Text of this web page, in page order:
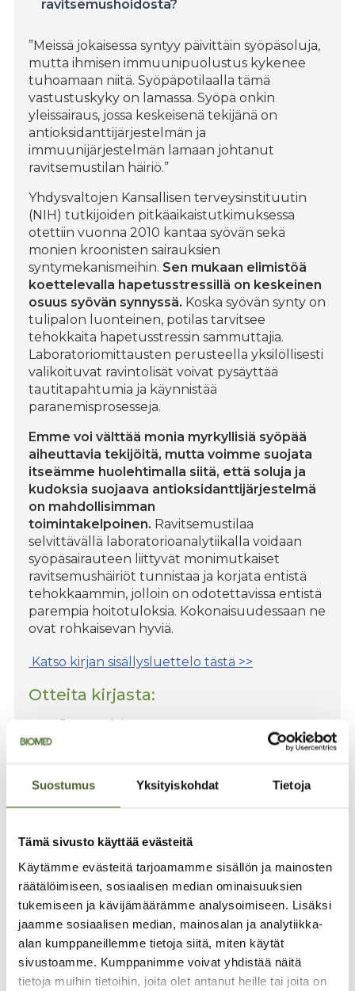
Suostumus Yksityiskohdat Tietoja
Tämä sivusto käyttää evästeitä
Käytämme evästeitä tarjoamamme sisällön ja mainosten
räätälöimiseen, sosiaalisen median ominaisuuksien
tukemiseen ja kävijämäärämme analysoimiseen. Lisäksi
jaamme sosiaalisen median, mainosalan ja analytiikka-
alan kumppaneillemme tietoja siitä, miten käytät
sivustoamme. Kumppanimme voivat yhdistää näitä
tietoja muihin tietoihin, joita olet antanut heille tai joita on
ravitsemushoidosta?
”Meissä jokaisessa syntyy päivittäin syöpäsoluja,
mutta ihmisen immuunipuolustus kykenee
tuhoamaan niitä. Syöpäpotilaalla tämä
vastustuskyky on lamassa. Syöpä onkin
yleissairaus, jossa keskeisenä tekijänä on
antioksidanttijärjestelmän ja
immuunijärjestelmän lamaan johtanut
ravitsemustilan häiriö.”
Yhdysvaltojen Kansallisen terveysinstituutin
(NIH) tutkijoiden pitkäaikaistutkimuksessa
otettiin vuonna 2010 kantaa syövän sekä
monien kroonisten sairauksien
syntymekanismeihin. Sen mukaan elimistöä
koettelevalla hapetusstressillä on keskeinen
osuus syövän synnyssä. Koska syövän synty on
tulipalon luonteinen, potilas tarvitsee
tehokkaita hapetusstressin sammuttajia.
Laboratoriomittausten perusteella yksilöllisesti
valikoituvat ravintolisät voivat pysäyttää
tautitapahtumia ja käynnistää
paranemisprosesseja.
Emme voi välttää monia myrkyllisiä syöpää
aiheuttavia tekijöitä, mutta voimme suojata
itseämme huolehtimalla siitä, että soluja ja
kudoksia suojaava antioksidanttijärjestelmä
on mahdollisimman
toimintakelpoinen. Ravitsemustilaa
selvittävällä laboratorioanalytiikalla voidaan
syöpäsairauteen liittyvät monimutkaiset
ravitsemushäiriöt tunnistaa ja korjata entistä
tehokkaammin, jolloin on odotettavissa entistä
parempia hoitotuloksia. Kokonaisuudessaan ne
ovat rohkaisevan hyviä.
Katso kirjan sisällysluettelo tästä >>
Otteita kirjasta:
antioksidanttiklinikoiden asiakkaiden
ravitsemushoidolla syövänhoidossa
ovat olleet vuosikymmenten ajan
lupaavia ja usein myös erittäin hyviä.
vaikuttavia ja dramaattisia.”
”Huolimatta tieteellisen näytön
vaikeasti ratkaistavista ongelmista
paraneminen on kuitenkin
mahdollista. Kun potilaat ovat
saaneet hapetusstressiin tehoavia
tukilääkkeitä, joista monet ovat
ravintoaineen osatekijöitä, on